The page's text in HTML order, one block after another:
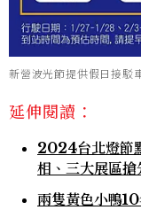
新營波光節提供假日接駁
延伸閱讀：
2024台北燈節
相、三大展區搶
兩隻黃色小鴨